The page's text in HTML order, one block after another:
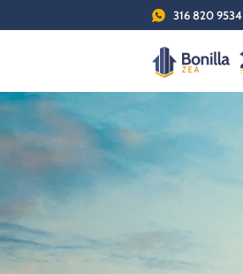
316 820 9534